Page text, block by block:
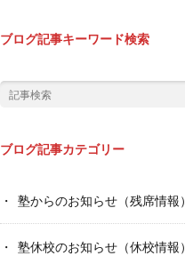
ブログ記事キーワード検索
ブログ記事カテゴリー
塾からのお知らせ（残席情報）
塾休校のお知らせ（休校情報）